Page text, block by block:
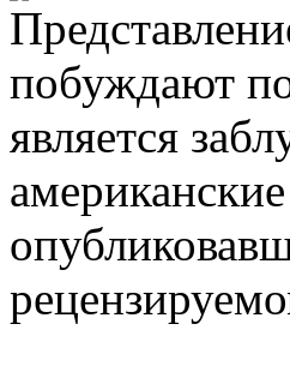
побуждают
является